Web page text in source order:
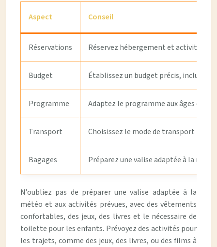
Aspect Conseil
Réservations Réservez hébergement et activités à
Budget Établissez un budget précis, incluant
Programme Adaptez le programme aux âges des
Transport Choisissez le mode de transport le
Bagages Préparez une valise adaptée à la
N’oubliez pas de préparer une valise adaptée à la
météo et aux activités prévues, avec des vêtements
confortables, des jeux, des livres et le nécessaire de
toilette pour les enfants. Prévoyez des activités pour
les trajets, comme des jeux, des livres, ou des films à